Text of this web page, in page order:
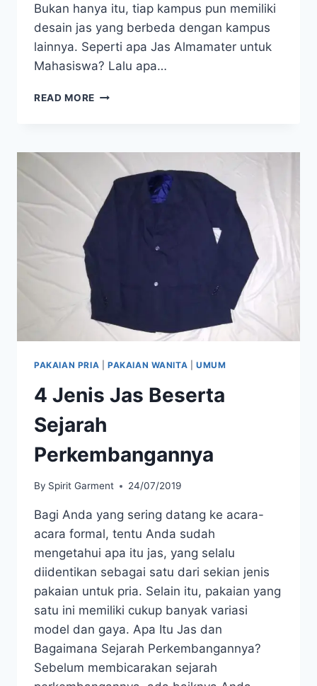
Bukan hanya itu, tiap kampus pun memiliki
desain jas yang berbeda dengan kampus
lainnya. Seperti apa Jas Almamater untuk
Mahasiswa? Lalu apa…
READ MORE JAS
IDENTITAS
LEMBAGA
PENDIDIKAN
PAKAIAN PRIA PAKAIAN WANITA |UMUM
4 Jenis Jas Beserta
Sejarah
Perkembangannya
By Spirit Garment 24/07/2019
Bagi Anda yang sering datang ke acara-
acara formal, tentu Anda sudah
mengetahui apa itu jas, yang selalu
diidentikan sebagai satu dari sekian jenis
pakaian untuk pria. Selain itu, pakaian yang
satu ini memiliki cukup banyak variasi
model dan gaya. Apa Itu Jas dan
Bagaimana Sejarah Perkembangannya?
Sebelum membicarakan sejarah